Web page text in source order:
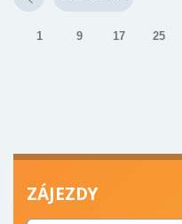
1 9 17 25
ZÁJEZDY